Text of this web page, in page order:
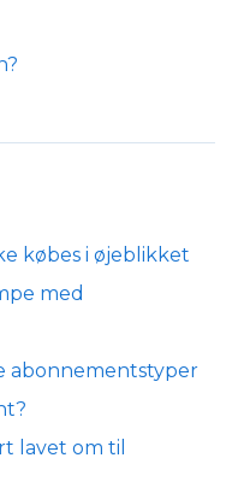
købes i øjeblikket
med
abonnementstyper
lavet om til